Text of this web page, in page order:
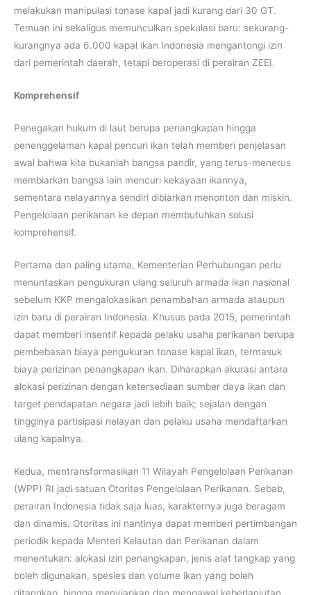
melakukan manipulasi tonase kapal jadi kurang dari 30 GT.
Temuan ini sekaligus memunculkan spekulasi baru: sekurang-
kurangnya ada 6.000 kapal ikan Indonesia mengantongi izin
dari pemerintah daerah, tetapi beroperasi di perairan ZEEI.
Komprehensif
Penegakan hukum di laut berupa penangkapan hingga
penenggelaman kapal pencuri ikan telah memberi penjelasan
awal bahwa kita bukanlah bangsa pandir, yang terus-menerus
membiarkan bangsa lain mencuri kekayaan ikannya,
sementara nelayannya sendiri dibiarkan menonton dan miskin.
Pengelolaan perikanan ke depan membutuhkan solusi
komprehensif.
Pertama dan paling utama, Kementerian Perhubungan perlu
menuntaskan pengukuran ulang seluruh armada ikan nasional
sebelum KKP mengalokasikan penambahan armada ataupun
izin baru di perairan Indonesia. Khusus pada 2015, pemerintah
dapat memberi insentif kepada pelaku usaha perikanan berupa
pembebasan biaya pengukuran tonase kapal ikan, termasuk
biaya perizinan penangkapan ikan. Diharapkan akurasi antara
alokasi perizinan dengan ketersediaan sumber daya ikan dan
target pendapatan negara jadi lebih baik; sejalan dengan
tingginya partisipasi nelayan dan pelaku usaha mendaftarkan
ulang kapalnya.
Kedua, mentransformasikan 11 Wilayah Pengelolaan Perikanan
(WPP) RI jadi satuan Otoritas Pengelolaan Perikanan. Sebab,
perairan Indonesia tidak saja luas, karakternya juga beragam
dan dinamis. Otoritas ini nantinya dapat memberi pertimbangan
periodik kepada Menteri Kelautan dan Perikanan dalam
menentukan: alokasi izin penangkapan, jenis alat tangkap yang
boleh digunakan, spesies dan volume ikan yang boleh
ditangkap, hingga menyiapkan dan mengawal keberlanjutan